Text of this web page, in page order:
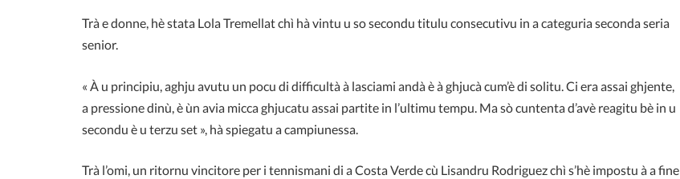
Trà e donne, hè stata Lola Tremellatchì hà vintu u so secondu titulu consecutivu in a categuria seconda seria
senior.
« À u principiu, aghju avutu un pocu di difficultà à lasciami andà è à ghjucà cum’è di solitu. Ci era assai ghjente,
a pressione dinù, è ùn avia micca ghjucatu assai partite in l’ultimu tempu. Ma sò cuntenta d’avè reagitu bè in u
secondu è u terzu set », hà spiegatu a campiunessa.
Trà l’omi, un ritornu vincitore per i tennismani di a Costa Verde cù Lisandru Rodriguezchì s’hè impostu à a fine